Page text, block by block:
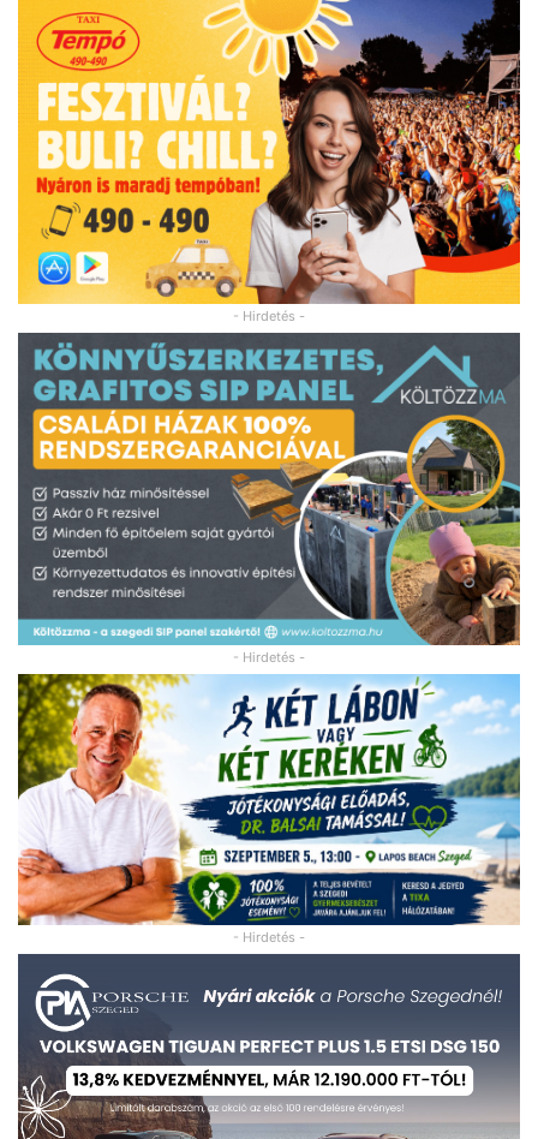
- Hirdetés -
- Hirdetés -
- Hirdetés -